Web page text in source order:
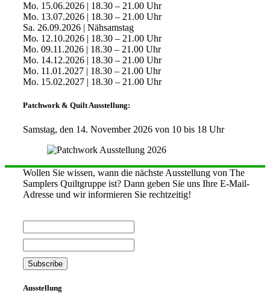
Mo. 15.06.2026 | 18.30 – 21.00 Uhr
Mo. 13.07.2026 | 18.30 – 21.00 Uhr
Sa. 26.09.2026 | Nähsamstag
Mo. 12.10.2026 | 18.30 – 21.00 Uhr
Mo. 09.11.2026 | 18.30 – 21.00 Uhr
Mo. 14.12.2026 | 18.30 – 21.00 Uhr
Mo. 11.01.2027 | 18.30 – 21.00 Uhr
Mo. 15.02.2027 | 18.30 – 21.00 Uhr
Patchwork & Quilt Ausstellung:
Samstag, den 14. November 2026 von 10 bis 18 Uhr
Wollen Sie wissen, wann die nächste Ausstellung von The
Samplers Quiltgruppe ist? Dann geben Sie uns Ihre E-Mail-
Adresse und wir informieren Sie rechtzeitig!
Ausstellung